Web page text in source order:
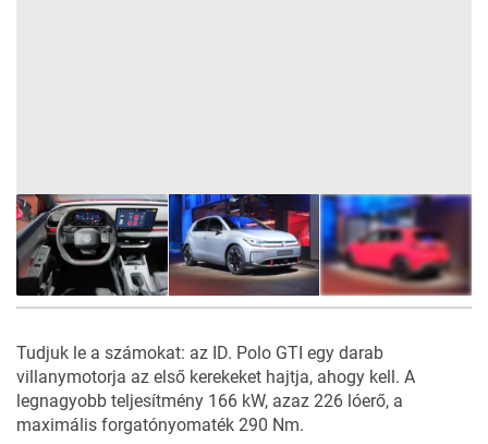
Tudjuk le a számokat: az ID. Polo GTI egy darab
villanymotorja az első kerekeket hajtja, ahogy kell. A
legnagyobb teljesítmény 166 kW, azaz 226 lóerő, a
maximális forgatónyomaték 290 Nm.